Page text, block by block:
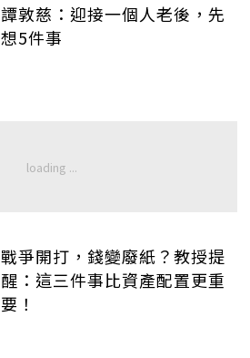
譚敦慈：迎接一個人老後，先
想5件事
戰爭開打，錢變廢紙？教授提
醒：這三件事比資產配置更重
要！